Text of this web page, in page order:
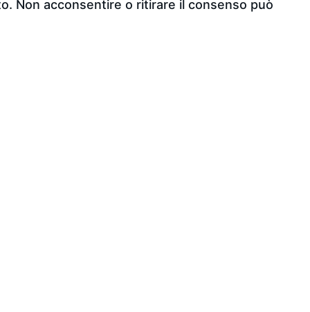
Non acconsentire o ritirare il consenso può